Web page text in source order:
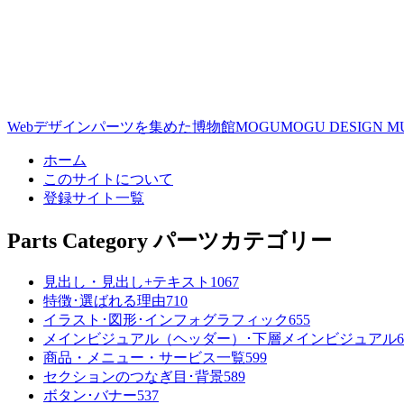
Webデザインパーツを集めた博物館MOGUMOGU DESIGN
ホーム
このサイトについて
登録サイト一覧
Parts Categoryパーツカテゴリー
見出し・見出し+テキスト 1067
特徴･選ばれる理由710
イラスト･図形･インフォグラフィック655
メインビジュアル（ヘッダー）･下層メインビジュアル
商品・メニュー・サービス一覧599
セクションのつなぎ目･背景589
ボタン･バナー537